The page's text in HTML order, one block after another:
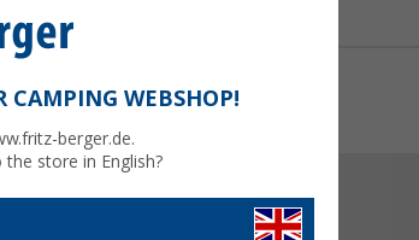
Besteck-Set 16-tlg. für 4 Personen
€
CAMPING WEBSHOP!
berger.de.
store in English?